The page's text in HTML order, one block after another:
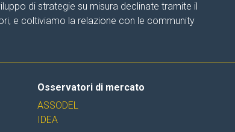
di strategie su misura declinate tramite il
e coltiviamo la relazione con le community
Osservatori di mercato
ASSODEL
IDEA